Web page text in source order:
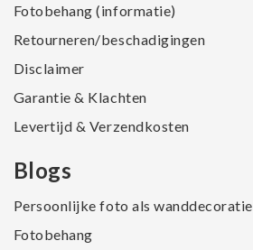
Fotobehang (informatie)
Retourneren/beschadigingen
Disclaimer
Garantie & Klachten
Levertijd & Verzendkosten
Blogs
Persoonlijke foto als wanddecoratie
Fotobehang